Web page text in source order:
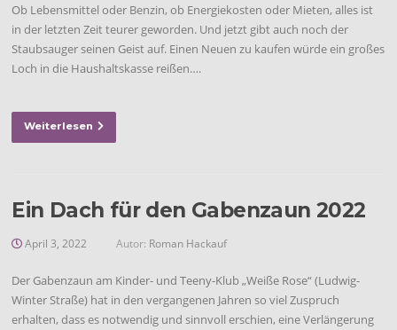
Ob Lebensmittel oder Benzin, ob Energiekosten oder Mieten, alles ist
in der letzten Zeit teurer geworden. Und jetzt gibt auch noch der
Staubsauger seinen Geist auf. Einen Neuen zu kaufen würde ein großes
Loch in die Haushaltskasse reißen….
Weiterlesen
Ein Dach für den Gabenzaun 2022
April 3, 2022 Autor: Roman Hackauf
Der Gabenzaun am Kinder- und Teeny-Klub „Weiße Rose“ (Ludwig-
Winter Straße) hat in den vergangenen Jahren so viel Zuspruch
erhalten, dass es notwendig und sinnvoll erschien, eine Verlängerung